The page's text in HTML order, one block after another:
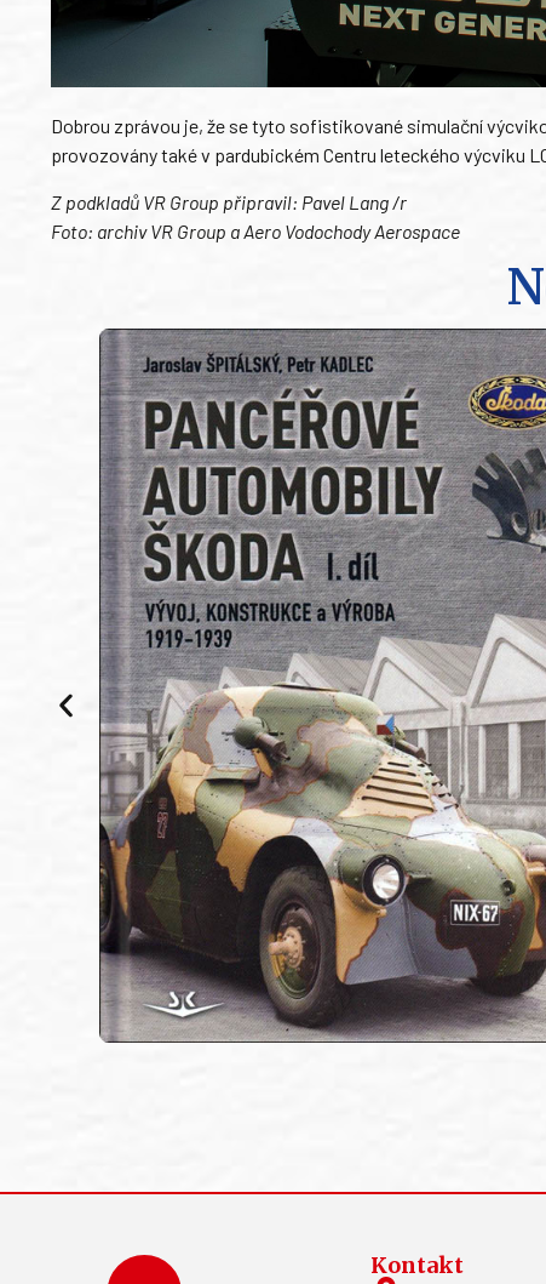
Dobrou zprávou je, že se tyto sofistikované simulační
provozovány také v pardubickém Centru leteckého výcviku
Z podkladů VR Group připravil: Pavel Lang /r
Foto: archiv VR Group a Aero Vodochody Aerospace
Kontakt